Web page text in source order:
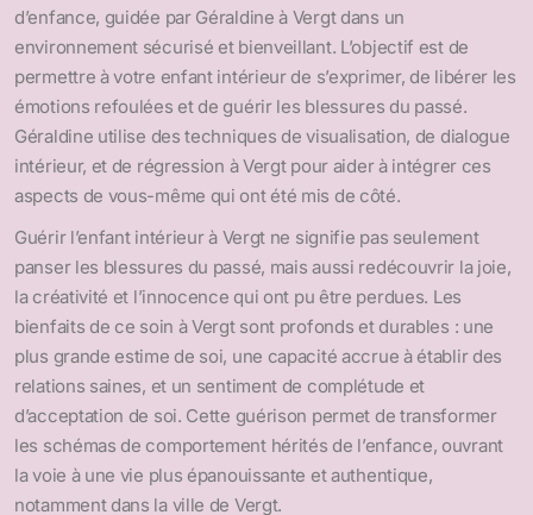
d’enfance, guidée par Géraldine à Vergt dans un
environnement sécurisé et bienveillant. L’objectif est de
permettre à votre enfant intérieur de s’exprimer, de libérer les
émotions refoulées et de guérir les blessures du passé.
Géraldine utilise des techniques de visualisation, de dialogue
intérieur, et de régression à Vergt pour aider à intégrer ces
aspects de vous-même qui ont été mis de côté.
Guérir l’enfant intérieur à Vergt ne signifie pas seulement
panser les blessures du passé, mais aussi redécouvrir la joie,
la créativité et l’innocence qui ont pu être perdues. Les
bienfaits de ce soin à Vergt sont profonds et durables : une
plus grande estime de soi, une capacité accrue à établir des
relations saines, et un sentiment de complétude et
d’acceptation de soi. Cette guérison permet de transformer
les schémas de comportement hérités de l’enfance, ouvrant
la voie à une vie plus épanouissante et authentique,
notamment dans la ville de Vergt.